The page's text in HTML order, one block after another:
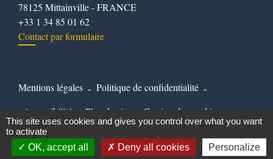
78125 Mittainville - FRANCE
+33 1 34 85 01 62
Contact par formulaire
Mentions légales - Politique de confidentialité -
Accessibilité Plan du site Gestion des cookies
Site créé en partenariat avec Réseau des Communes
This site uses cookies and gives you control over what you want
to activate
OK, accept all
Deny all cookies Personalize